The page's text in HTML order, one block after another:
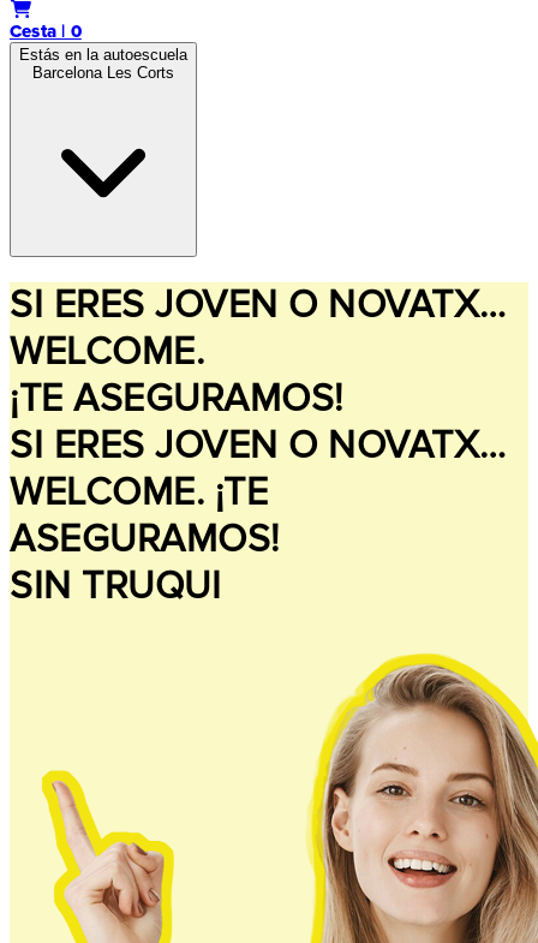
Cesta | 0
Estás en la autoescuela
Barcelona Les Corts
SI ERES JOVEN O NOVATX…
WELCOME.
¡TE ASEGURAMOS!
SI ERES JOVEN O NOVATX…
WELCOME. ¡TE
ASEGURAMOS!
SIN TRUQUI